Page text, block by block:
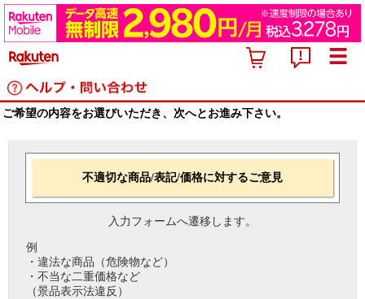
ご希望の内容をお選びいただき、次へとお進み下さい。
不適切な商品/表記/価格に対するご意見
入力フォームへ遷移します。
例
・違法な商品（危険物など）
・不当な二重価格など
（景品表示法違反）